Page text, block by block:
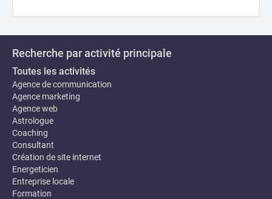
Recherche par activité principale
Toutes les activités
Agence de communication
Agence marketing
Agence web
Astrologue
Coaching
Consultant
Création de site internet
Energeticien
Entreprise locale
Formation